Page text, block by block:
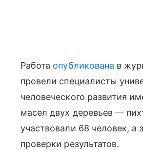
Работа опубликована в
провели специалисты
человеческого развития
масел двух деревьев —
участвовали 68 человек,
проверки результатов.